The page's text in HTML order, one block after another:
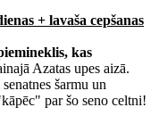
+ lavaša cepšanas
kas
Azatas upes aizā.
šarmu un
par šo seno celtni!